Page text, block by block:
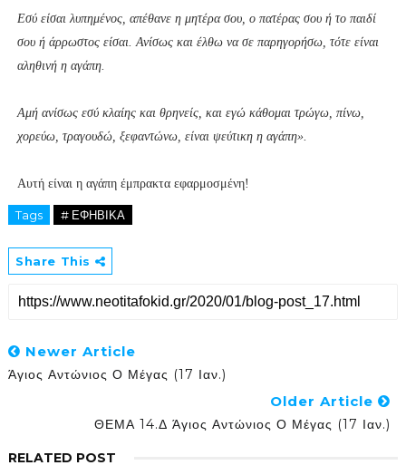
Εσύ είσαι λυπημένος, απέθανε η μητέρα σου, ο πατέρας σου ή το παιδί
σου ή άρρωστος είσαι. Ανίσως και έλθω να σε παρηγορήσω, τότε είναι
αληθινή η αγάπη.
Αμή ανίσως εσύ κλαίης και θρηνείς, και εγώ κάθομαι τρώγω, πίνω,
χορεύω, τραγουδώ, ξεφαντώνω, είναι ψεύτικη η αγάπη».
Αυτή είναι η αγάπη έμπρακτα εφαρμοσμένη!
Tags # ΕΦΗΒΙΚΑ
Share This
Newer Article
Άγιος Αντώνιος Ο Μέγας (17 Ιαν.)
Older Article
ΘΕΜΑ 14.Δ Άγιος Αντώνιος Ο Μέγας (17 Ιαν.)
RELATED POST